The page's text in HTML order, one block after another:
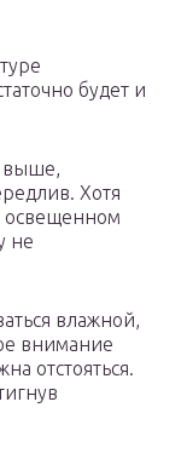
будет и
выше,
Хотя
освещенном
не
влажной,
внимание
отстояться.